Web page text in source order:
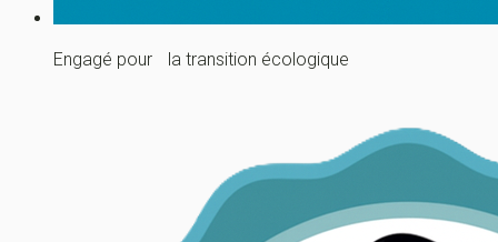
Engagé pour la transition écologique